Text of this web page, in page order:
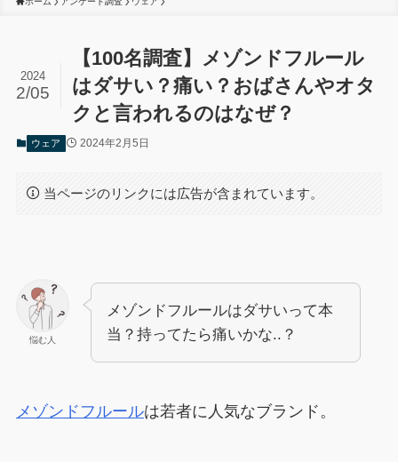
【100名調査】メゾンドフルール
はダサい？痛い？おばさんやオタ
クと言われるのはなぜ？
2024
2/05
ウェア 2024年2月5日
当ページのリンクには広告が含まれています。
悩む人
メゾンドフルールはダサいって本
当？持ってたら痛いかな..？
メゾンドフルールは若者に人気なブランド。